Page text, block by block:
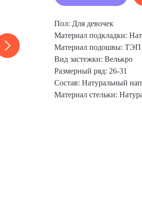
Пол: Для девочек
Материал подкладки:
Материал подошвы: ТЭП
Вид застежки: Велькро
Размерный ряд: 26-31
Состав: Натуральный
Материал стельки: